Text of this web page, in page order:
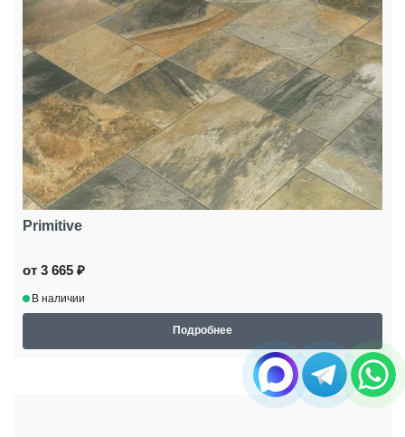
Primitive
от 3 665 ₽
В наличии
Подробнее